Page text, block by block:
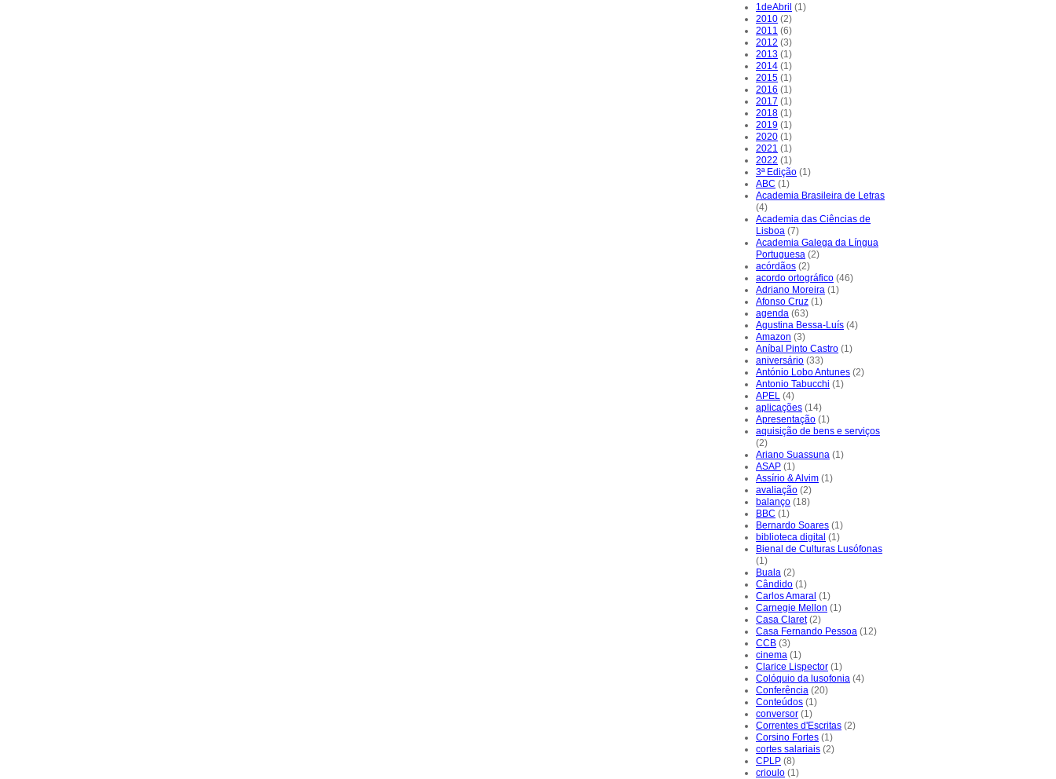
1deAbril (1)
2010 (2)
2011 (6)
2012 (3)
2013 (1)
2014 (1)
2015 (1)
2016 (1)
2017 (1)
2018 (1)
2019 (1)
2020 (1)
2021 (1)
2022 (1)
3ª Edição (1)
ABC (1)
Academia Brasileira de Letras
(4)
Academia das Ciências de
Lisboa (7)
Academia Galega da Língua
Portuguesa (2)
acórdãos (2)
acordo ortográfico (46)
Adriano Moreira (1)
Afonso Cruz (1)
agenda (63)
Agustina Bessa-Luís (4)
Amazon (3)
Aníbal Pinto Castro (1)
aniversário (33)
António Lobo Antunes (2)
Antonio Tabucchi (1)
APEL (4)
aplicações (14)
Apresentação (1)
aquisição de bens e serviços
(2)
Ariano Suassuna (1)
ASAP (1)
Assírio & Alvim (1)
avaliação (2)
balanço (18)
BBC (1)
Bernardo Soares (1)
biblioteca digital (1)
Bienal de Culturas Lusófonas
(1)
Buala (2)
Cândido (1)
Carlos Amaral (1)
Carnegie Mellon (1)
Casa Claret (2)
Casa Fernando Pessoa (12)
CCB (3)
cinema (1)
Clarice Lispector (1)
Colóquio da lusofonia (4)
Conferência (20)
Conteúdos (1)
conversor (1)
Correntes d'Escritas (2)
Corsino Fortes (1)
cortes salariais (2)
CPLP (8)
crioulo (1)